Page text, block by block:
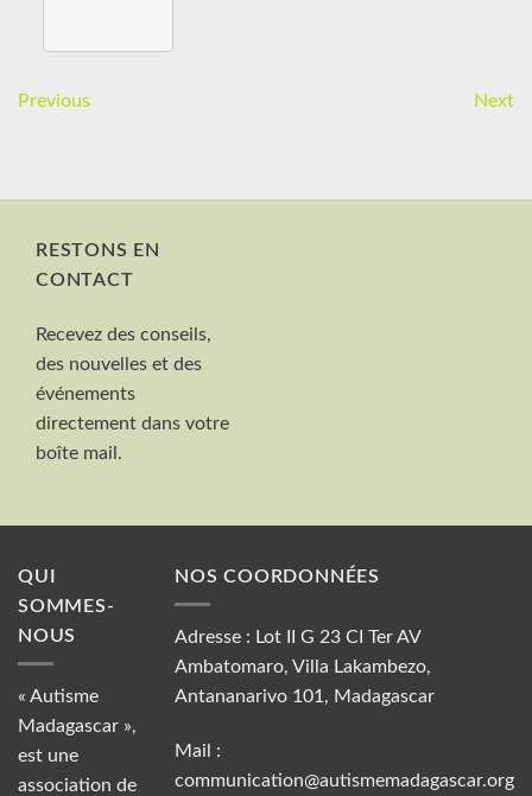
Previous Next
RESTONS EN
CONTACT
Recevez des conseils,
des nouvelles et des
événements
directement dans votre
boîte mail.
QUI
SOMMES-
NOUS
« Autisme
Madagascar »,
est une
association de
NOS COORDONNÉES
Adresse : Lot II G 23 CI Ter AV
Ambatomaro, Villa Lakambezo,
Antananarivo 101, Madagascar
Mail :
communication@autismemadagascar.org